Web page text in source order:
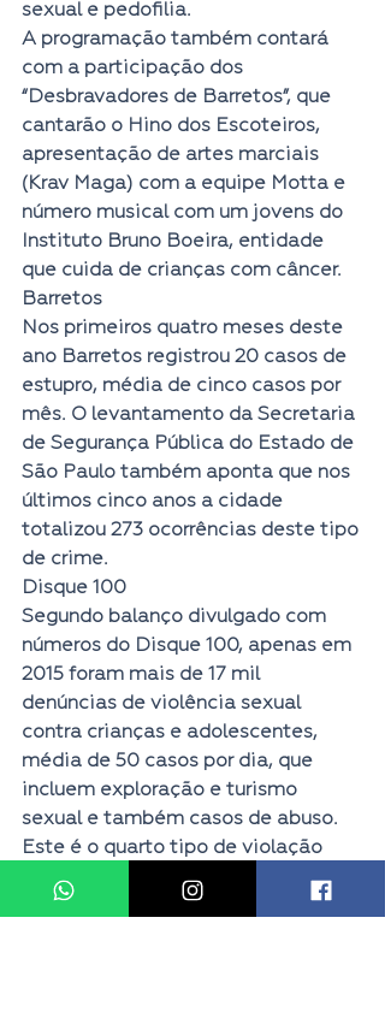
sexual e pedofilia.
A programação também contará
com a participação dos
“Desbravadores de Barretos”, que
cantarão o Hino dos Escoteiros,
apresentação de artes marciais
(Krav Maga) com a equipe Motta e
número musical com um jovens do
Instituto Bruno Boeira, entidade
que cuida de crianças com câncer.
Barretos
Nos primeiros quatro meses deste
ano Barretos registrou 20 casos de
estupro, média de cinco casos por
mês. O levantamento da Secretaria
de Segurança Pública do Estado de
São Paulo também aponta que nos
últimos cinco anos a cidade
totalizou 273 ocorrências deste tipo
de crime.
Disque 100
Segundo balanço divulgado com
números do Disque 100, apenas em
2015 foram mais de 17 mil
denúncias de violência sexual
contra crianças e adolescentes,
média de 50 casos por dia, que
incluem exploração e turismo
sexual e também casos de abuso.
Este é o quarto tipo de violação
mais denunciada contra estes
menores.